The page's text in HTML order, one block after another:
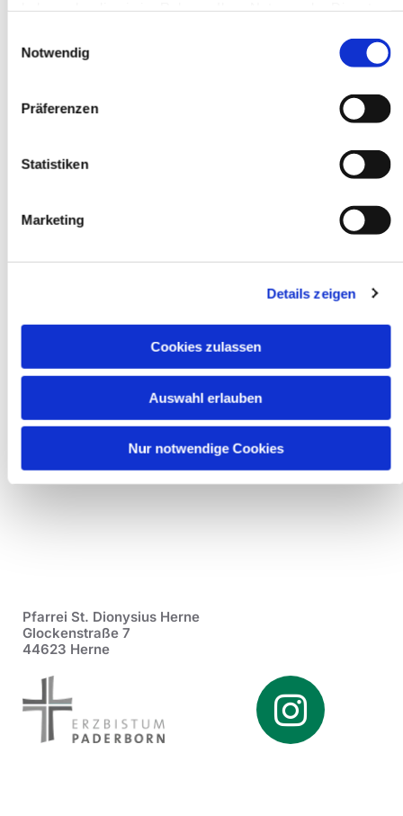
Notwendig
Präferenzen
Statistiken
Marketing
Details zeigen
Cookies zulassen
Auswahl erlauben
Nur notwendige Cookies
Pfarrei St. Dionysius Herne
Glockenstraße 7
44623 Herne